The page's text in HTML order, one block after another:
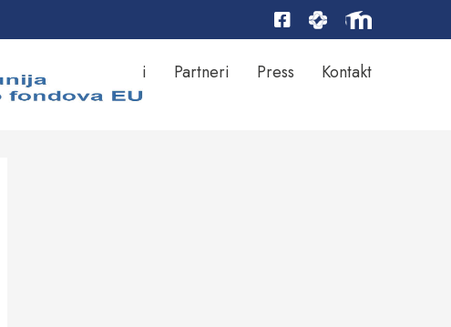
O
projektu
Rezultati Partneri Press Kontakt